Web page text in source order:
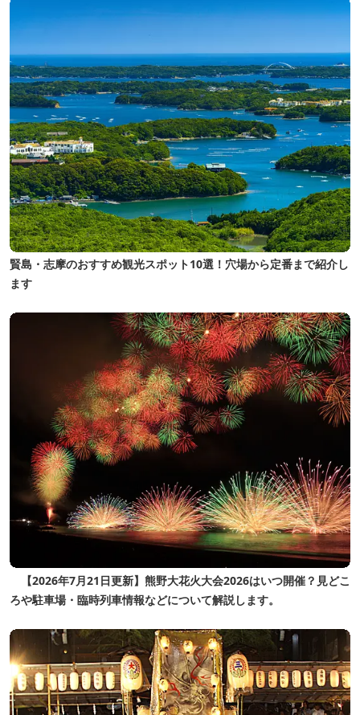
賢島・志摩のおすすめ観光スポット10選！穴場から定番まで紹介し
ます
【2026年7月21日更新】熊野大花火大会2026はいつ開催？見どこ
ろや駐車場・臨時列車情報などについて解説します。